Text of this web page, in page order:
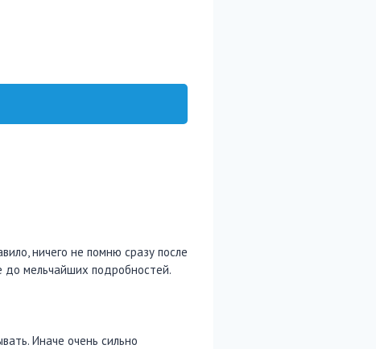
ничего не помню сразу после
до мельчайших подробностей.
Иначе очень сильно